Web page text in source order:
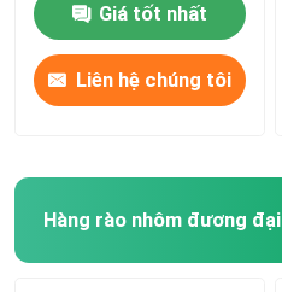
Yêu cầu báo giá
Giá tốt nhất
Liên hệ chúng tôi
Hàng rào nhôm đương đại